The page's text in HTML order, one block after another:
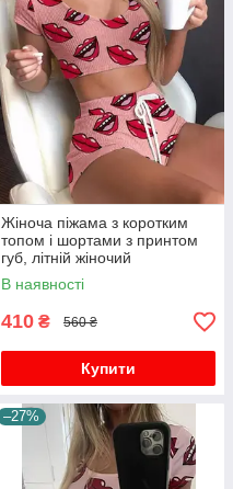
Жіноча піжама з коротким
топом і шортами з принтом
губ, літній жіночий
сексуальний піжамний
костюм
В наявності
410 ₴ 560 ₴
Купити
–27%